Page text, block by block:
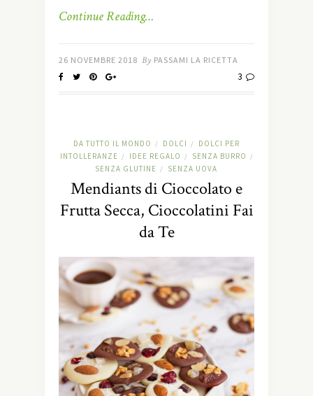
Continue Reading…
26 NOVEMBRE 2018 By PASSAMI LA RICETTA
3
DA TUTTO IL MONDO / DOLCI /
DOLCI PER
INTOLLERANZE
/ IDEE REGALO / SENZA BURRO /
SENZA GLUTINE / SENZA UOVA
Mendiants di Cioccolato e
Frutta Secca, Cioccolatini Fai
da Te